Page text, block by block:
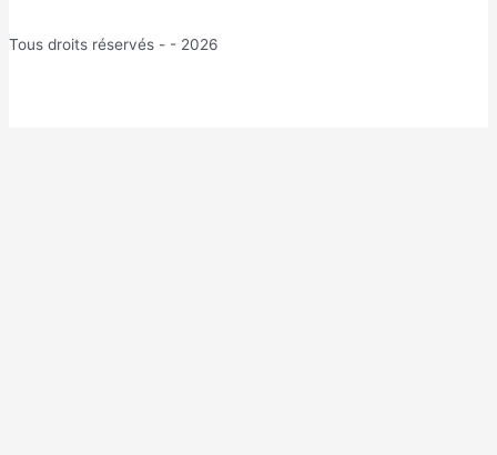
Tous droits réservés - - 2026